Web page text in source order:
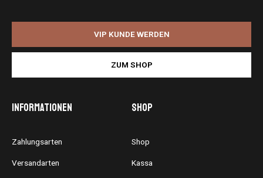
VIP KUNDE WERDEN
ZUM SHOP
Informationen
Zahlungsarten
Versandarten
Shop
Shop
Kassa